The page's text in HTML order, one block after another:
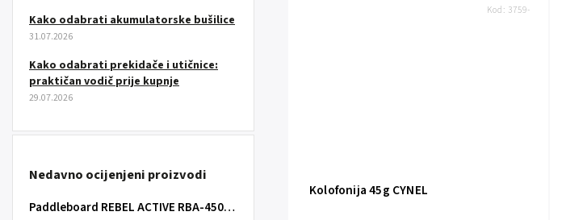
Kako odabrati akumulatorske bušilice
31.07.2026
Kako odabrati prekidače i utičnice:
praktičan vodič prije kupnje
29.07.2026
Nedavno ocijenjeni proizvodi
Paddleboard REBEL ACTIVE RBA-4507 - sivi
Kolofonija 45g CYNEL
Kod: 3759-